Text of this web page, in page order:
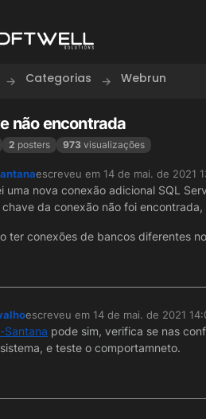
Categorias Webrun
não encontrada
2 posters 973 visualizações
escreveu em 14 de mai. de 2021
última edição por
uma nova conexão adicional SQL
da conexão não foi
ter conexões de bancos diferentes
escreveu em 14 de mai. de 2021
última edição por
Santana pode sim, verifica se nas
e teste o comportamneto.